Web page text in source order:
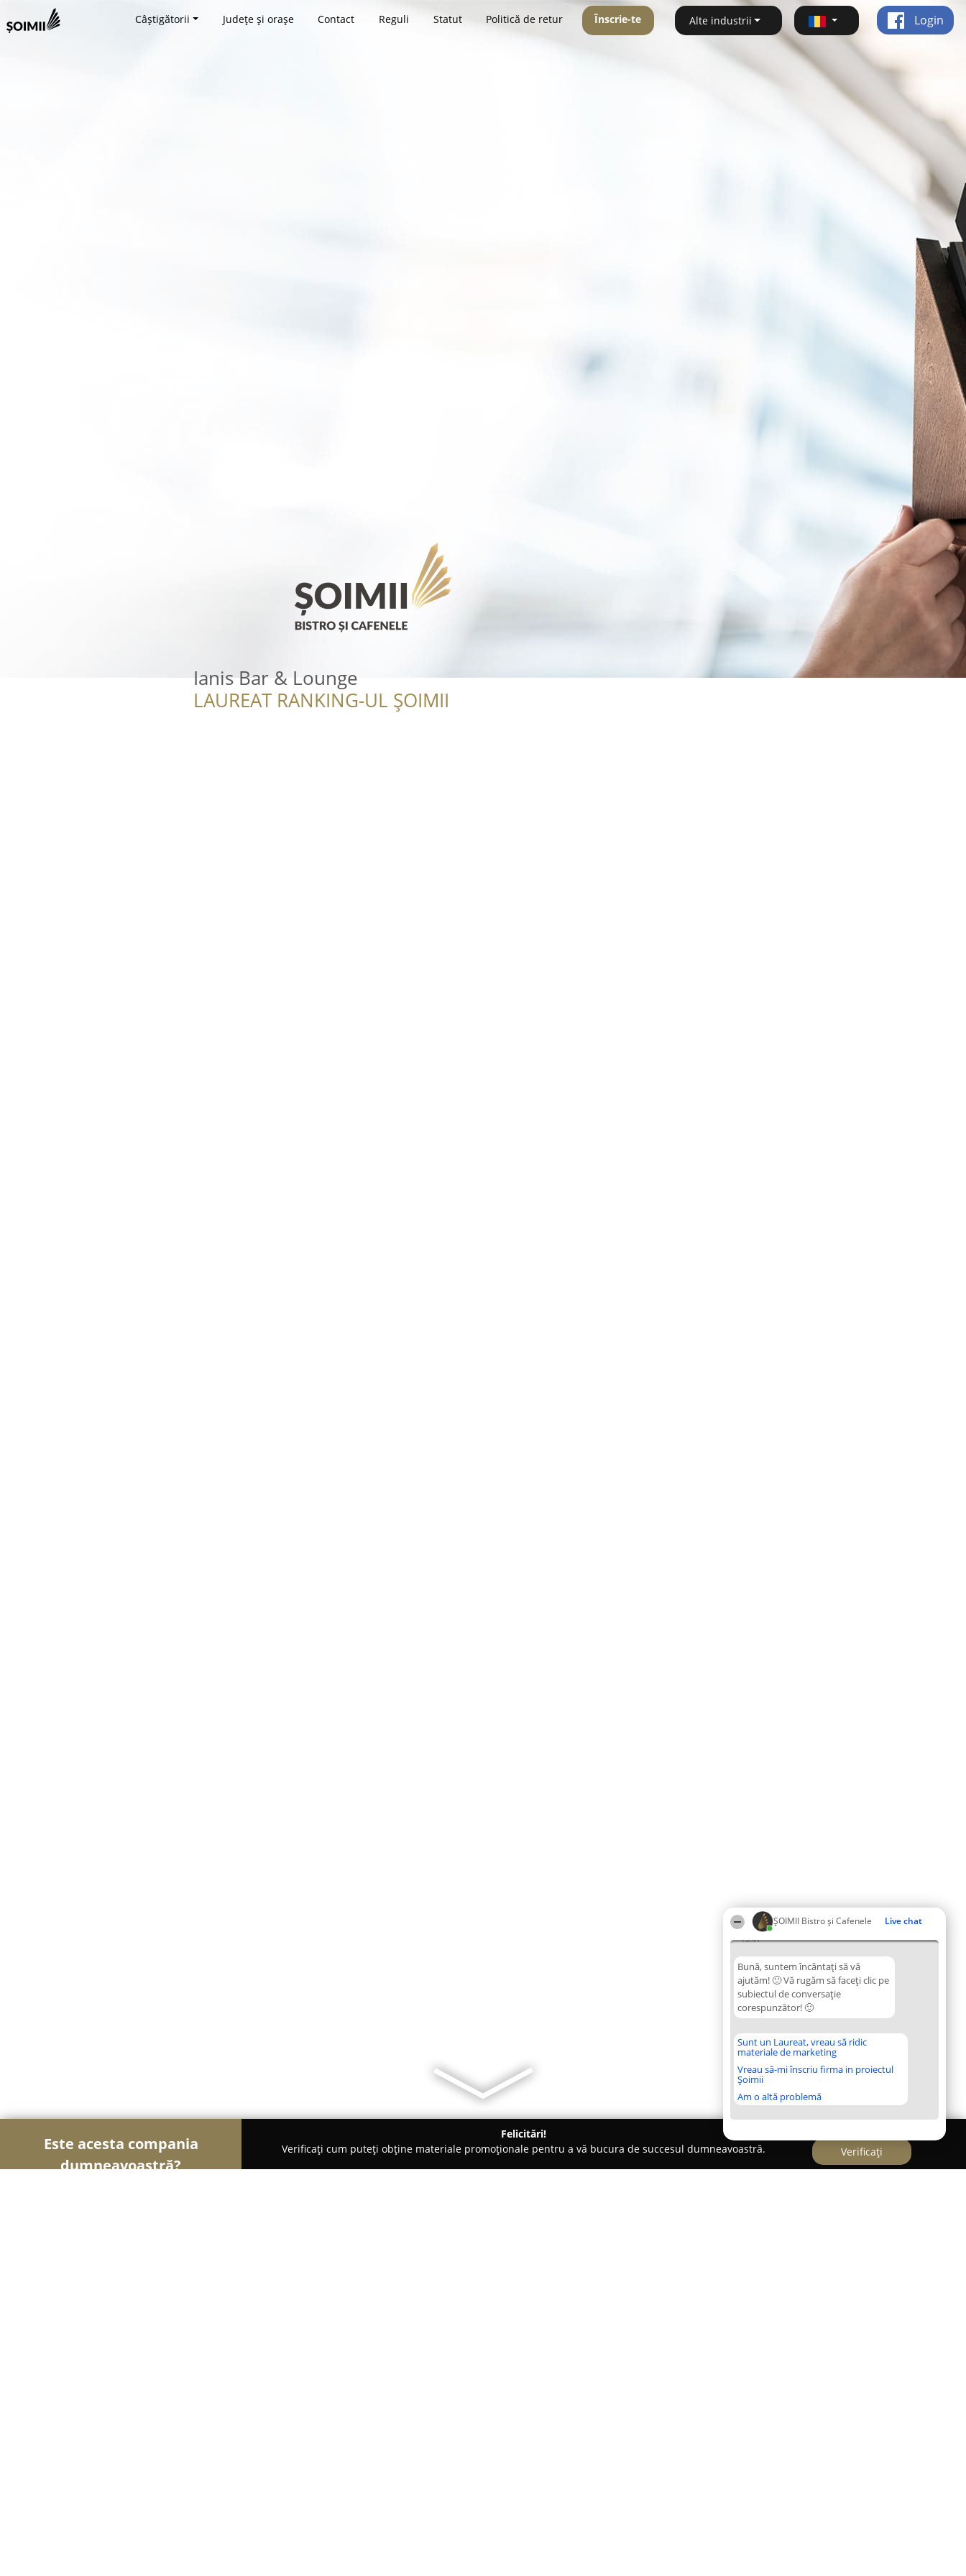
ȘOIMII Bistro și Cafenele Live chat
13:41
Bună, suntem încântați să vă
ajutăm! 🙂 Vă rugăm să faceți clic pe
subiectul de conversație
corespunzător! 🙂
Sunt un Laureat, vreau să ridic
materiale de marketing
Vreau să-mi înscriu firma in proiectul
Șoimii
Am o altă problemă
Câștigătorii Județe și orașe Contact Reguli Statut Politică de retur Înscrie-te Alte industrii Login
Ianis Bar & Lounge
LAUREAT RANKING-UL ȘOIMII
Este acesta compania
dumneavoastră?
Felicitări!
Verificați cum puteți obține materiale promoționale pentru a vă bucura de succesul dumneavoastră.
Verificați